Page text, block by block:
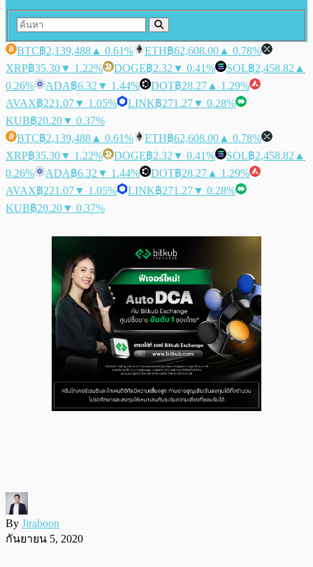
BTC฿2,139,488 ▲ 0.61% ETH฿62,608.00 ▲ 0.78%
XRP฿35.30▼ 1.22% DOGE฿2.32 ▼ 0.41% SOL฿2,458.82 ▲
0.26%
ADA฿6.32 ▼ 1.44% DOT฿28.27 ▲ 1.29%
AVAX฿221.07▼ 1.05% LINK฿271.27▼ 0.28%
KUB฿20.20▼ 0.37%
BTC฿2,139,488 ▲ 0.61% ETH฿62,608.00 ▲ 0.78%
XRP฿35.30▼ 1.22% DOGE฿2.32 ▼ 0.41% SOL฿2,458.82 ▲
0.26%
ADA฿6.32 ▼ 1.44% DOT฿28.27 ▲ 1.29%
AVAX฿221.07▼ 1.05% LINK฿271.27▼ 0.28%
KUB฿20.20▼ 0.37%
By Jiraboon
กันยายน 5, 2020